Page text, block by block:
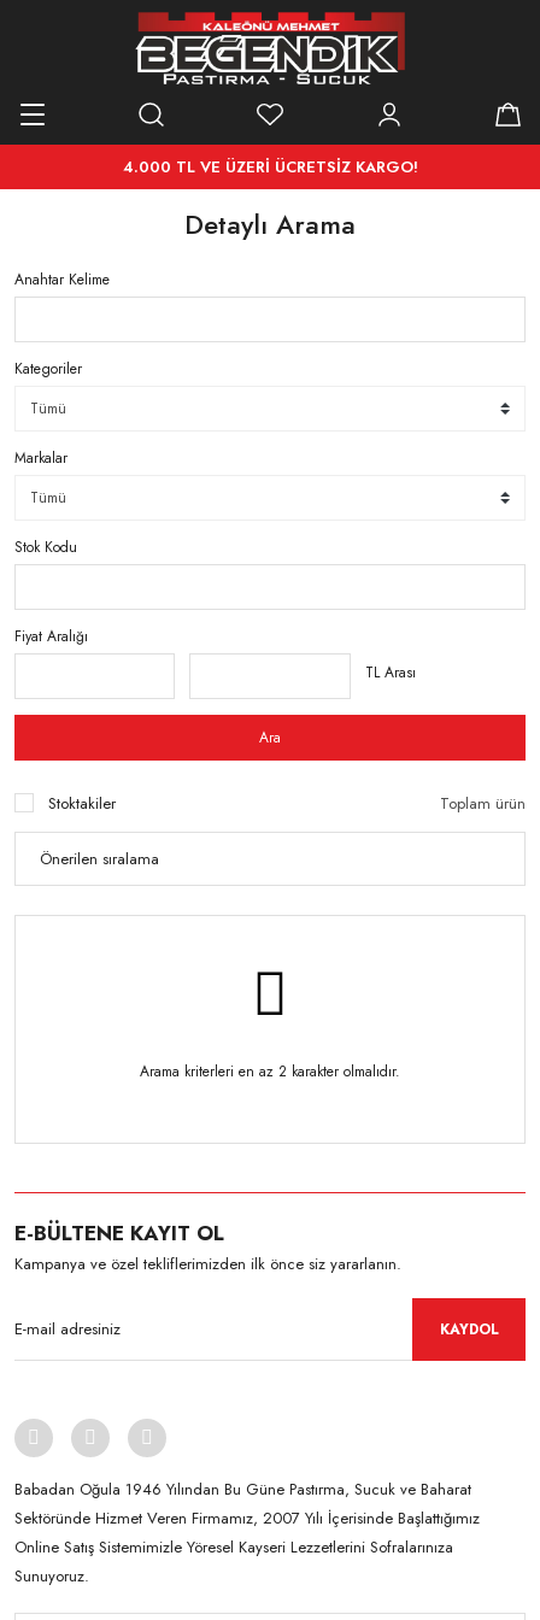
4.000 TL VE ÜZERİ ÜCRETSİZ KARGO!
Detaylı Arama
Anahtar Kelime
Kategoriler
Markalar
Stok Kodu
Fiyat Aralığı
TL Arası
Ara
Stoktakiler Toplam ürün
Arama kriterleri en az 2 karakter olmalıdır.
E-BÜLTENE KAYIT OL
Kampanya ve özel tekliflerimizden ilk önce siz yararlanın.
KAYDOL
Babadan Oğula 1946 Yılından Bu Güne Pastırma, Sucuk ve Baharat
Sektöründe Hizmet Veren Firmamız, 2007 Yılı İçerisinde Başlattığımız
Online Satış Sistemimizle Yöresel Kayseri Lezzetlerini Sofralarınıza
Sunuyoruz.